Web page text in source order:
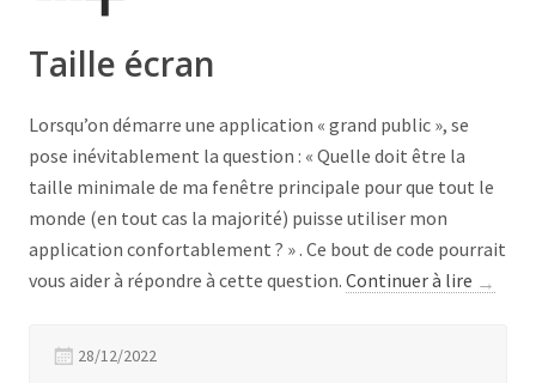
Taille écran
Lorsqu’on démarre une application « grand public », se
pose inévitablement la question : « Quelle doit être la
taille minimale de ma fenêtre principale pour que tout le
monde (en tout cas la majorité) puisse utiliser mon
application confortablement ? » . Ce bout de code pourrait
vous aider à répondre à cette question. Continuer à lire
« Taille
→
28/12/2022